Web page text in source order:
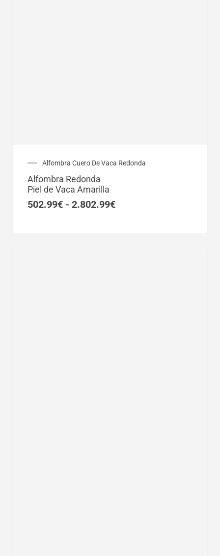
Alfombra Cuero De Vaca Redonda
Alfombra Redonda
Piel de Vaca Amarilla
502.99€ - 2.802.99€
Rango
502.99€